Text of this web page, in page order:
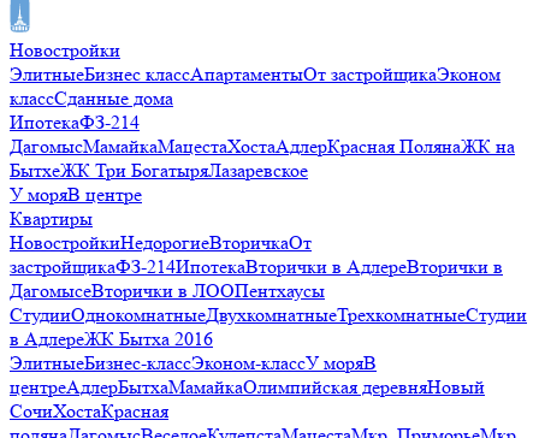
Новостройки
ЭлитныеБизнес классАпартаментыОт застройщикаЭконом
классСданные дома
ИпотекаФЗ-214
ДагомысМамайкаМацестаХостаАдлерКрасная ПолянаЖК на
БытхеЖК Три БогатыряЛазаревское
У моряВ центре
Квартиры
НовостройкиНедорогиеВторичкаОт
застройщикаФЗ-214ИпотекаВторички в АдлереВторички в
ДагомысеВторички в ЛООПентхаусы
СтудииОднокомнатныеДвухкомнатныеТрехкомнатныеСтудии
в АдлереЖК Бытха 2016
ЭлитныеБизнес-классЭконом-классУ моряВ
центреАдлерБытхаМамайкаОлимпийская деревняНовый
СочиХостаКрасная